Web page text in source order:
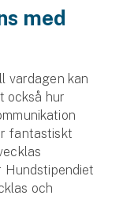
med
vardagen kan
också hur
fantastiskt
Hundstipendiet
och